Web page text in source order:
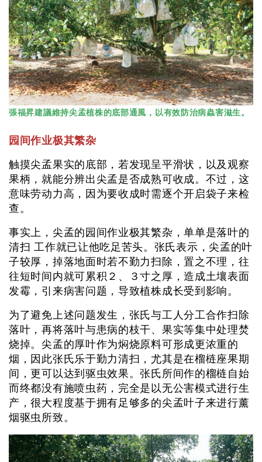
張福昇建議維持尖孟植株的底部通風，以有效防治病蟲害滋生。
园间作业极其繁杂
触摸尖孟果实的底部，若发现呈平滑状，以及观察
果柄，就能分辨出尖孟是否成熟可收成。不过，这
意味劳动力高，因为要收成时需逐个开启袋子来检
查。
事实上，尖孟的园间作业极其繁杂，单单是落叶的
清扫 工作就已让他吃足苦头。张氏表示，尖孟的叶
子较厚，掉落地面时若不勤力扫除，置之不理，往
往短时间内就可累积２、３寸之厚，造成土壤表面
发霉，引来病害问题，导致植株成长受到影响。
为了避免上述问题发生，张氏与工人分工合作扫除
落叶，再将落叶与患病的枝干、果实等集中处理焚
烧掉。尖孟的厚叶作为焖烧原料可形成更浓重的
烟，因此张氏乐于勤力清扫，尤其是在榴梿座果期
间，更可以达到驱虫效果。张氏所间作的榴梿自始
而终都没有施喷虫药，完全是以无公害模式进行生
产，很大程度基于拥有足够多的尖孟叶子来进行薰
烟驱虫所致。